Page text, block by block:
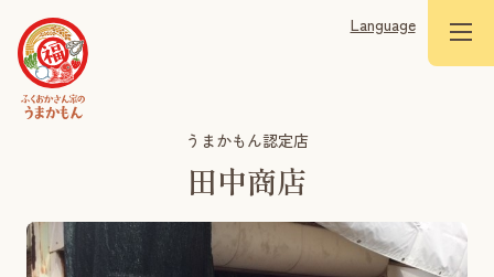
Language
うまかもん認定店
田中商店